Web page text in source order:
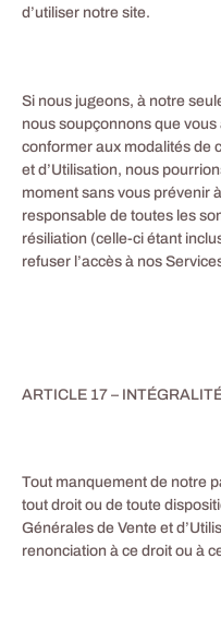
d’utiliser notre site.
Si nous jugeons, à notre
nous soupçonnons que
conformer aux modalités de
et d’Utilisation, nous
moment sans vous prévenir
responsable de toutes les
résiliation (celle-ci étant
refuser l’accès à nos
ARTICLE 17 –
Tout manquement de notre
tout droit ou de toute
Générales de Vente et
renonciation à ce droit ou à